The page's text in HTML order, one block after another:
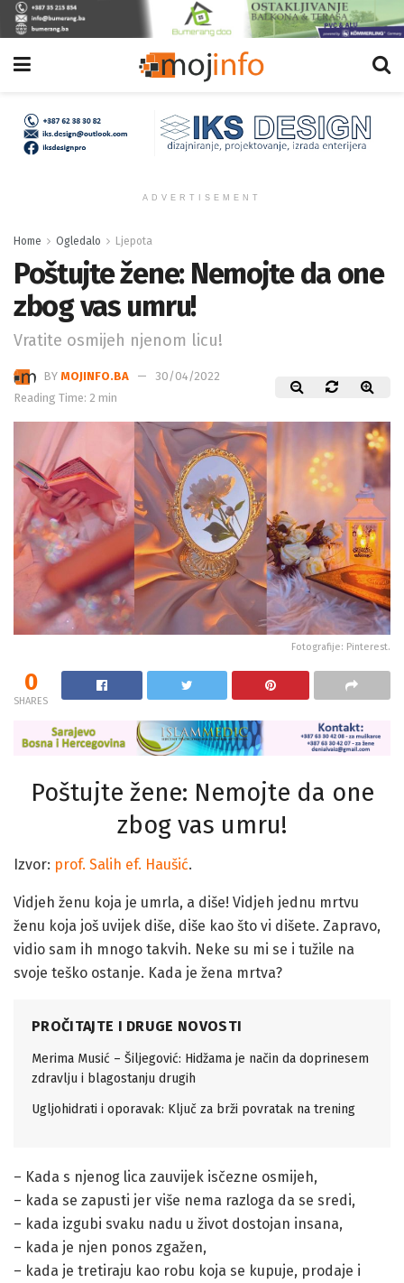
ADVERTISEMENT
Home Ogledalo Ljepota
Poštujte žene: Nemojte da one
zbog vas umru!
Vratite osmijeh njenom licu!
BY MOJINFO.BA
30/04/2022
Reading Time: 2 min
Fotografije: Pinterest.
0
SHARES
Poštujte žene: Nemojte da one
zbog vas umru!
Izvor: prof. Salih ef. Haušić.
Vidjeh ženu koja je umrla, a diše! Vidjeh jednu mrtvu
ženu koja još uvijek diše, diše kao što vi dišete. Zapravo,
vidio sam ih mnogo takvih. Neke su mi se i tužile na
svoje teško ostanje. Kada je žena mrtva?
PROČITAJTE I DRUGE NOVOSTI
Merima Musić – Šiljegović: Hidžama je način da doprinesem
zdravlju i blagostanju drugih
Ugljohidrati i oporavak: Ključ za brži povratak na trening
– Kada s njenog lica zauvijek isčezne osmijeh,
– kada se zapusti jer više nema razloga da se sredi,
– kada izgubi svaku nadu u život dostojan insana,
– kada je njen ponos zgažen,
– kada je tretiraju kao robu koja se kupuje, prodaje i